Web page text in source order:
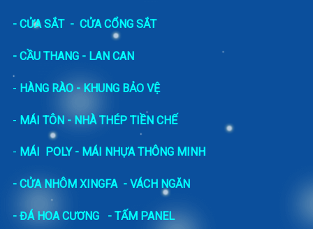
- CỬA SẮT- CỬA CỔNG SẮT
- CẦU THANG - LAN CAN
- HÀNG RÀO - KHUNG BẢO VỆ
- MÁI TÔN - NHÀ THÉP TIỀN CHẾ
- MÁI POLY - MÁI NHỰA THÔNG MINH
- CỬA NHÔM XINGFA - VÁCH NGĂN
- ĐÁ HOA CƯƠNG - TẤM PANEL